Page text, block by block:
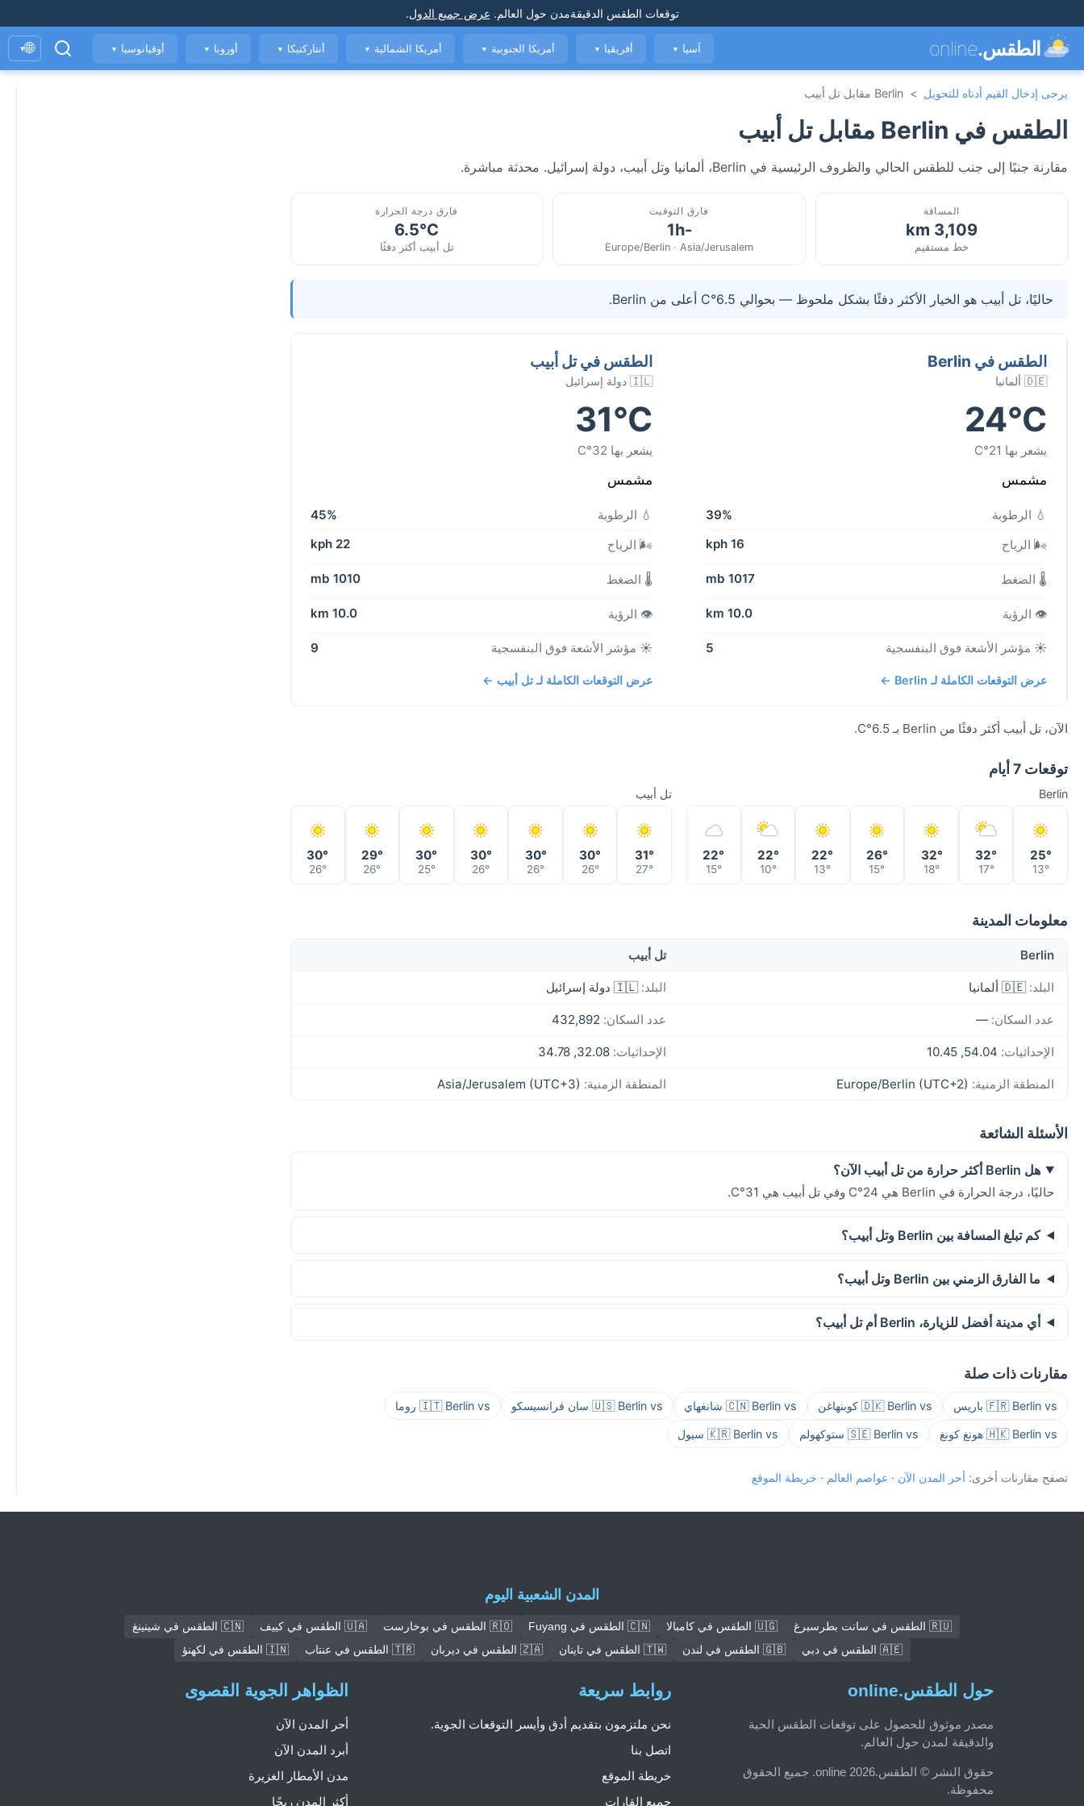
توقعات الطقس الدقيقةمدن حول العالم. عرض جميع الدول.
الطقس.online آسيا ▼ أفريقيا ▼ أمريكا الجنوبية ▼ أمريكا الشمالية ▼ أنتاركتيكا ▼ أوروبا ▼ أوقيانوسيا ▼
🌐
▾
يرجى إدخال القيم أدناه للتحويل > Berlin مقابل تل أبيب
الطقس في Berlin مقابل تل أبيب
مقارنة جنبًا إلى جنب للطقس الحالي والظروف الرئيسية في Berlin، ألمانيا وتل أبيب، دولة إسرائيل. محدثة مباشرة.
المسافة
3,109 km
خط مستقيم
فارق التوقيت
-1h
Europe/Berlin · Asia/Jerusalem
فارق درجة الحرارة
6.5°C
تل أبيب أكثر دفئًا
حاليًا، تل أبيب هو الخيار الأكثر دفئًا بشكل ملحوظ — بحوالي 6.5°C أعلى من Berlin.
الطقس في Berlin
🇩🇪 ألمانيا
24°C
يشعر بها 21°C
مشمس
💧 الرطوبة
39%
🌬️ الرياح
16 kph
🌡️ الضغط 1017 mb
👁️ الرؤية 10.0 km
☀️ مؤشر الأشعة فوق البنفسجية 5
عرض التوقعات الكاملة لـ Berlin ←
الطقس في تل أبيب
🇮🇱 دولة إسرائيل
31°C
يشعر بها 32°C
مشمس
💧 الرطوبة
45%
🌬️ الرياح
22 kph
🌡️ الضغط 1010 mb
👁️ الرؤية 10.0 km
☀️ مؤشر الأشعة فوق البنفسجية 9
عرض التوقعات الكاملة لـ تل أبيب ←
الآن، تل أبيب أكثر دفئًا من Berlin بـ 6.5°C.
توقعات 7 أيام
Berlin
25°
13°
32°
17°
32°
18°
26°
15°
22°
13°
22°
10°
22°
15°
تل أبيب
31°
27°
30°
26°
30°
26°
30°
26°
30°
25°
29°
26°
30°
26°
معلومات المدينة
Berlin تل أبيب
البلد: 🇩🇪 ألمانيا البلد: 🇮🇱 دولة إسرائيل
عدد السكان: — عدد السكان:
الإحداثيات: الإحداثيات:
المنطقة الزمنية: المنطقة الزمنية:
الأسئلة الشائعة
هل Berlin أكثر حرارة من تل أبيب الآن؟
حاليًا، درجة الحرارة في Berlin هي 24°C وفي تل أبيب هي 31°C.
كم تبلغ المسافة بين Berlin وتل أبيب؟
ما الفارق الزمني بين Berlin وتل أبيب؟
أي مدينة أفضل للزيارة، Berlin أم تل أبيب؟
مقارنات ذات صلة
🇫🇷 Berlin vs باريس 🇩🇰 Berlin vs كوبنهاغن 🇨🇳 Berlin vs شانغهاي 🇺🇸 Berlin vs سان فرانسيسكو 🇮🇹 Berlin vs روما
🇭🇰 Berlin vs هونغ كونغ 🇸🇪 Berlin vs ستوكهولم 🇰🇷 Berlin vs سيول
تصفح مقارنات أخرى: أحر المدن الآن · عواصم العالم · خريطة الموقع
المدن الشعبية اليوم
🇷🇺 الطقس في سانت بطرسبرغ 🇺🇬 الطقس في كامبالا 🇨🇳 الطقس في Fuyang 🇷🇴 الطقس في بوخارست 🇺🇦 الطقس في كييف
🇨🇳 الطقس في شينينغ
🇦🇪 الطقس في دبي
🇬🇧 الطقس في لندن 🇹🇼 الطقس في تاينان 🇿🇦 الطقس في ديربان 🇹🇷 الطقس في عنتاب 🇮🇳 الطقس في لكهنؤ
حول الطقس.online
مصدر موثوق للحصول على توقعات الطقس الحية
والدقيقة لمدن حول العالم.
حقوق النشر © الطقس.online 2026. جميع الحقوق
محفوظة.
روابط سريعة
نحن ملتزمون بتقديم أدق وأيسر التوقعات الجوية.
اتصل بنا
خريطة الموقع
جميع القارات
الظواهر الجوية القصوى
أحر المدن الآن
أبرد المدن الآن
مدن الأمطار الغزيرة
أكثر المدن ريحًا